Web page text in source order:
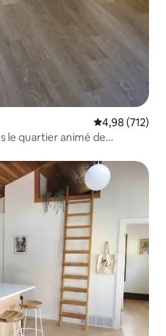
Évaluation
4,98 (712)
le quartier animé de